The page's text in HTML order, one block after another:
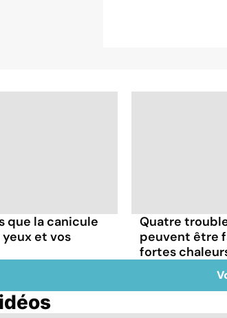
que la canicule
et vos
Quatre
peuvent être
fortes